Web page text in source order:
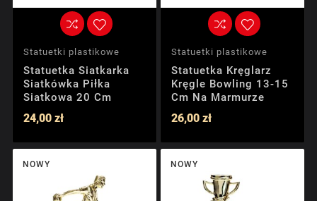
Statuetki plastikowe
Statuetka Siatkarka
Siatkówka Piłka
Siatkowa 20 Cm
24,00 zł
Statuetki plastikowe
Statuetka Kręglarz
Kręgle Bowling 13-15
Cm Na Marmurze
26,00 zł
NOWY NOWY